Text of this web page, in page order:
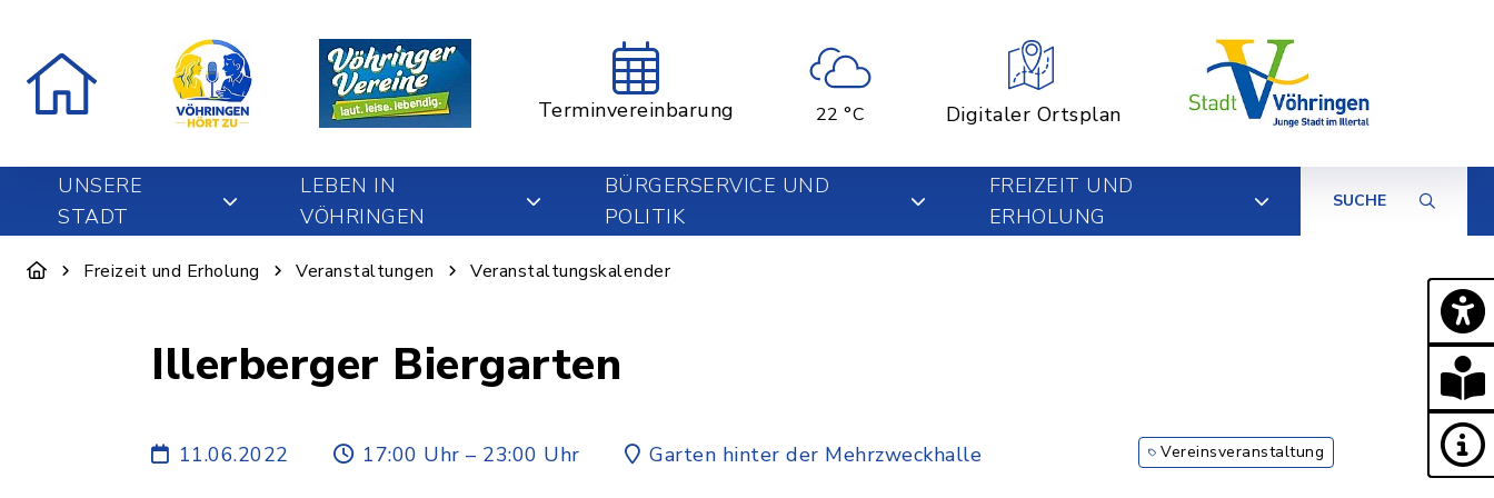
Terminvereinbarung 22 °C Digitaler Ortsplan
UNSERE
STADT
LEBEN IN
VÖHRINGEN
BÜRGERSERVICE UND
POLITIK
FREIZEIT UND
ERHOLUNG
SUCHE
Freizeit und Erholung Veranstaltungen Veranstaltungskalender
Illerberger Biergarten
11.06.2022 17:00 Uhr – 23:00 Uhr Garten hinter der Mehrzweckhalle Vereinsveranstaltung